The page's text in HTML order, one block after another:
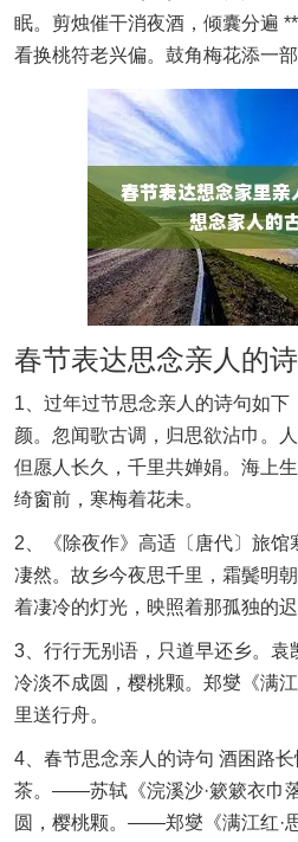
眠。剪烛催干消夜酒，倾囊分遍
看换桃符老兴偏。鼓角梅花添一
春节表达思念亲人的
1、过年过节思念亲人的诗句如
颜。忽闻歌古调，归思欲沾巾。
但愿人长久，千里共婵娟。海上
绮窗前，寒梅着花未。
2、《除夜作》高适〔唐代〕旅
凄然。故乡今夜思千里，霜鬓明
着凄冷的灯光，映照着那孤独的
3、行行无别语，只道早还乡。袁
冷淡不成圆，樱桃颗。郑燮《满
里送行舟。
4、春节思念亲人的诗句 酒困路
茶。―—苏轼《浣溪沙·簌簌衣巾
圆，樱桃颗。——郑燮《满江红·